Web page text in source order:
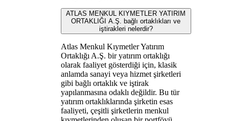
ATLAS MENKUL KIYMETLER YATIRIM
ORTAKLIĞI A.Ş. bağlı ortaklıkları ve
iştirakleri nelerdir?
Atlas Menkul Kıymetler Yatırım
Ortaklığı A.Ş. bir yatırım ortaklığı
olarak faaliyet gösterdiği için, klasik
anlamda sanayi veya hizmet şirketleri
gibi bağlı ortaklık ve iştirak
yapılanmasına odaklı değildir. Bu tür
yatırım ortaklıklarında şirketin esas
faaliyeti, çeşitli şirketlerin menkul